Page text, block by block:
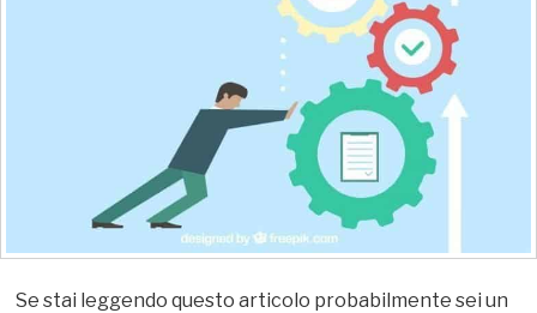
Se stai leggendo questo articolo probabilmente sei un